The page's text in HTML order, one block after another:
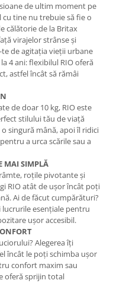
de ultim moment pe
cu tine nu trebuie să fie o
călătorie de la Britax
virajelor strânse și
de agitația vieții urbane
4 ani: flexibilul RIO oferă
astfel încât să rămâi
de doar 10 kg, RIO este
stilului tău de viață
singură mână, apoi îl ridici
a urca scările sau a
MAI SIMPLĂ
roțile pivotante și
RIO atât de ușor încât poți
Ai de făcut cumpărături?
lucrurile esențiale pentru
ușor accesibil.
Alegerea îți
încât le poți schimba ușor
confort maxim sau
oferă sprijin total